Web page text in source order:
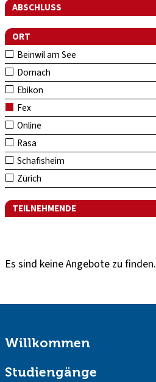
ABSCHLUSS
ORT
Beinwil am See
Dornach
Ebikon
Fex
Online
Rasa
Schafisheim
Zürich
TEILNEHMENDE
Es sind keine Angebote zu finden.
Willkommen
Studiengänge